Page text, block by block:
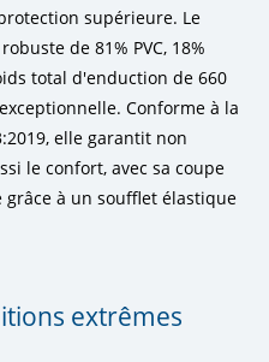
supérieure. Le
de 81% PVC, 18%
total d'enduction de 660
Conforme à la
elle garantit non
le confort, avec sa coupe
à un soufflet élastique
extrêmes